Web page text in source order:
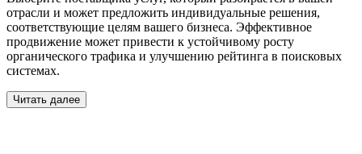
отрасли и может предложить индивидуальные решения,
соответствующие целям вашего бизнеса. Эффективное
продвижение может привести к устойчивому росту
органического трафика и улучшению рейтинга в поисковых
системах.
Читать далее